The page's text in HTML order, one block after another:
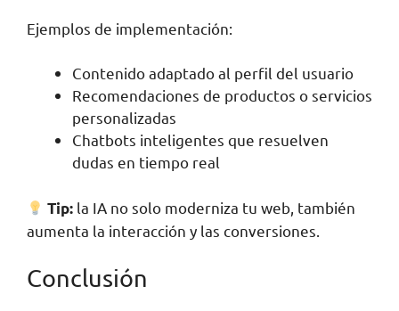
Ejemplos de implementación:
Contenido adaptado al perfil del usuario
Recomendaciones de productos o servicios
personalizadas
Chatbots inteligentes que resuelven
dudas en tiempo real
Tip: la IA no solo moderniza tu web, también
aumenta la interacción y las conversiones.
Conclusión